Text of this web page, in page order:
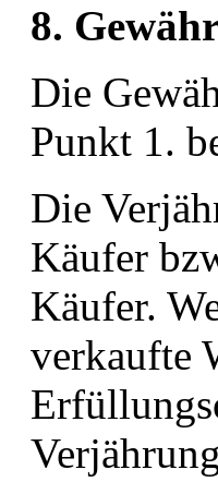
8.
Die
Punkt 1.
Die
Käufer
Käufer.
verkaufte